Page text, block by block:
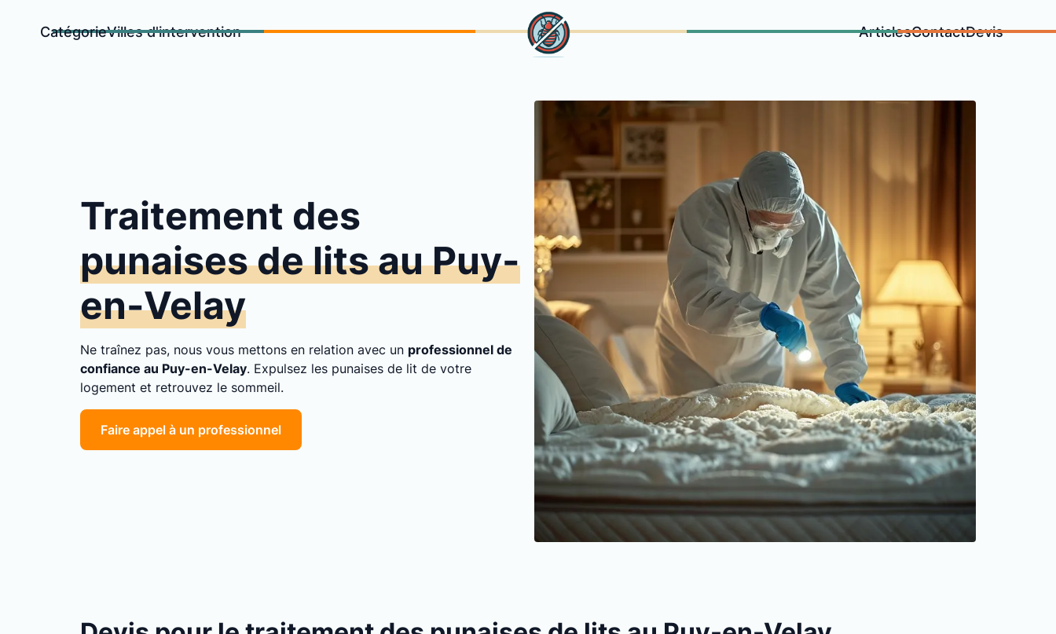
CatégorieVilles d'intervention ArticlesContactDevis
Traitement des
punaises de lits au Puy-
en-Velay
Ne traînez pas, nous vous mettons en relation avec un professionnel de
confiance au Puy-en-Velay. Expulsez les punaises de lit de votre
logement et retrouvez le sommeil.
Faire appel à un professionnel